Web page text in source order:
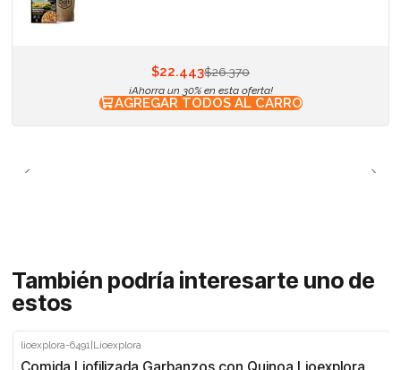
$22.443$26.370
¡Ahorra un 30% en esta oferta!
AGREGAR TODOS AL CARRO
También podría interesarte uno de
estos
-20%
lioexplora-6491 Lioexplora